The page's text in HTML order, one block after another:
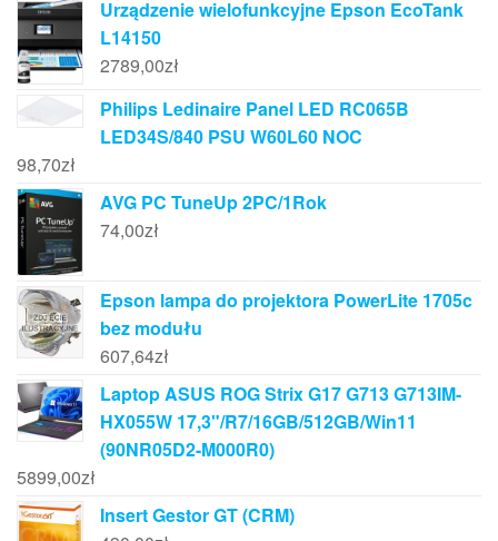
Urządzenie wielofunkcyjne Epson EcoTank
L14150
2789,00zł
Philips Ledinaire Panel LED RC065B
LED34S/840 PSU W60L60 NOC
98,70zł
AVG PC TuneUp 2PC/1Rok
74,00zł
Epson lampa do projektora PowerLite 1705c
bez modułu
607,64zł
Laptop ASUS ROG Strix G17 G713 G713IM-
HX055W 17,3"/R7/16GB/512GB/Win11
(90NR05D2-M000R0)
5899,00zł
Insert Gestor GT (CRM)